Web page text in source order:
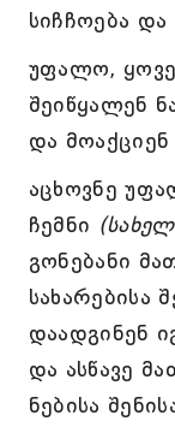
სიჩჩოება
უფალო,
შეიწყალენ
და
აცხოვნე
ჩემნი
გონებანი
სახარებისა
დაადგინენ
და ასწავე
ნებისა